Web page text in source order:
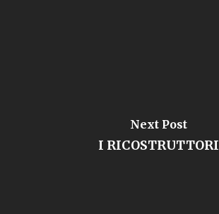
Next Post
I RICOSTRUTTORI